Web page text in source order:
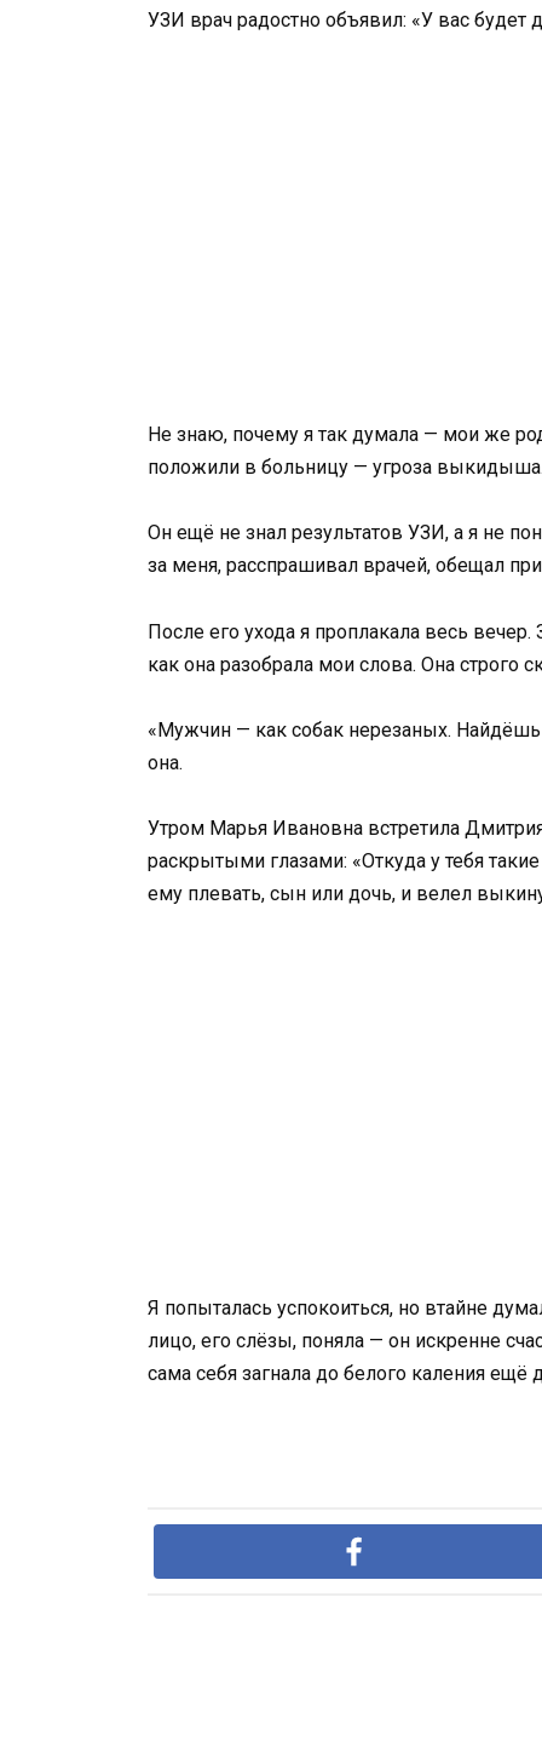
УЗИ врач радостно объявил: «У вас будет
Не знаю, почему я так думала — мои же
положили в больницу — угроза
Он ещё не знал результатов УЗИ, а я не
за меня, расспрашивал врачей, обещал
После его ухода я проплакала весь
как она разобрала мои слова. Она строго
«Мужчин — как собак нерезаных.
она.
Утром Марья Ивановна встретила
раскрытыми глазами: «Откуда у тебя
ему плевать, сын или дочь, и велел
Я попыталась успокоиться, но втайне
лицо, его слёзы, поняла — он искренне
сама себя загнала до белого каления ещё